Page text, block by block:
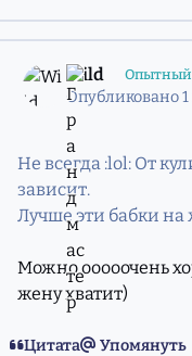
Wild Опытный
Опубликовано
Не всегда :lol: От
зависит.
Лучше эти бабки на
Можно ооооочень
жену хватит)
Цитата Упомянуть